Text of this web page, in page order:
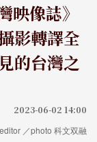
映像誌》
影轉譯全
的台灣之
2023-06-02 14:00
／photo 科文双融